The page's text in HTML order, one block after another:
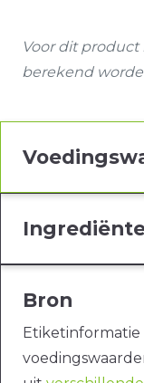
Voor dit
berekend
Bron
Etiketinformatie